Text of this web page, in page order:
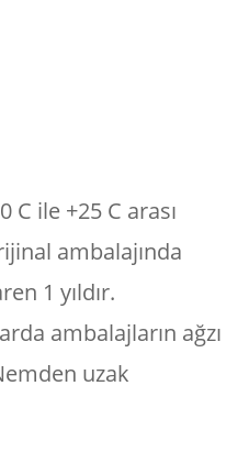
C ile +25 C arası
ambalajında
1 yıldır.
ambalajların ağzı
uzak